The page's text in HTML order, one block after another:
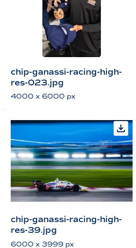
chip-ganassi-racing-high-
res-023.jpg
4000 x 6000 px
chip-ganassi-racing-high-
res-39.jpg
6000 x 3999 px